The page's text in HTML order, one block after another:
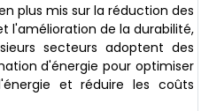
plus mis sur la réduction des
l'amélioration de la durabilité,
secteurs adoptent des
d'énergie pour optimiser
et réduire les coûts